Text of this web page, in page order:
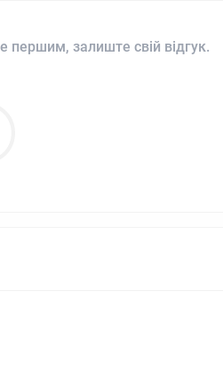
першим, залиште свій відгук.